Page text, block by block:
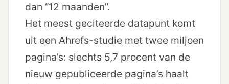
dan “12 maanden”.
Het meest geciteerde datapunt komt
uit een Ahrefs-studie met twee miljoen
pagina’s: slechts 5,7 procent van de
nieuw gepubliceerde pagina’s haalt